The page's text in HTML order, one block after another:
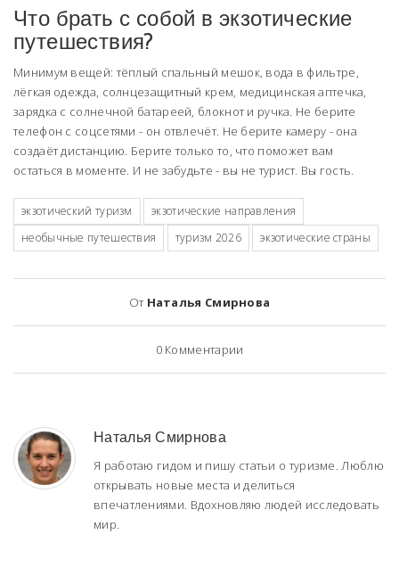
Что брать с собой в экзотические
путешествия?
Минимум вещей: тёплый спальный мешок, вода в фильтре,
лёгкая одежда, солнцезащитный крем, медицинская аптечка,
зарядка с солнечной батареей, блокнот и ручка. Не берите
телефон с соцсетями - он отвлечёт. Не берите камеру - она
создаёт дистанцию. Берите только то, что поможет вам
остаться в моменте. И не забудьте - вы не турист. Вы гость.
экзотический туризм
экзотические направления
необычные путешествия
туризм 2026 экзотические страны
От Наталья Смирнова
0Комментарии
Наталья Смирнова
Я работаю гидом и пишу статьи о туризме. Люблю
открывать новые места и делиться
впечатлениями. Вдохновляю людей исследовать
мир.